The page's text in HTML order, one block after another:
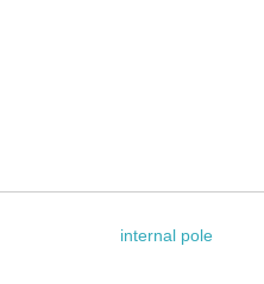
internal pole